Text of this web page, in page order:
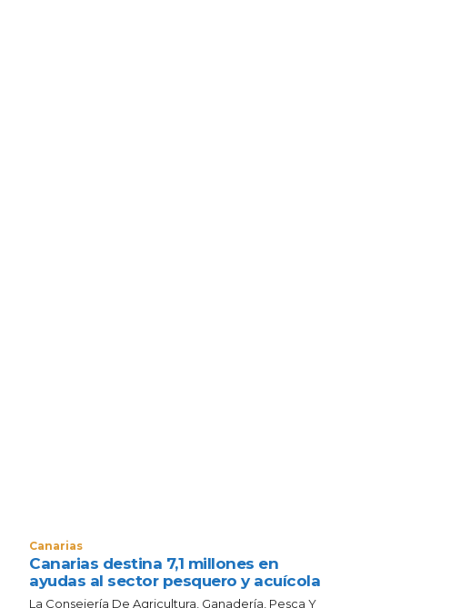
Canarias
Canarias destina 7,1 millones en
ayudas al sector pesquero y acuícola
La Consejería De Agricultura, Ganadería, Pesca Y